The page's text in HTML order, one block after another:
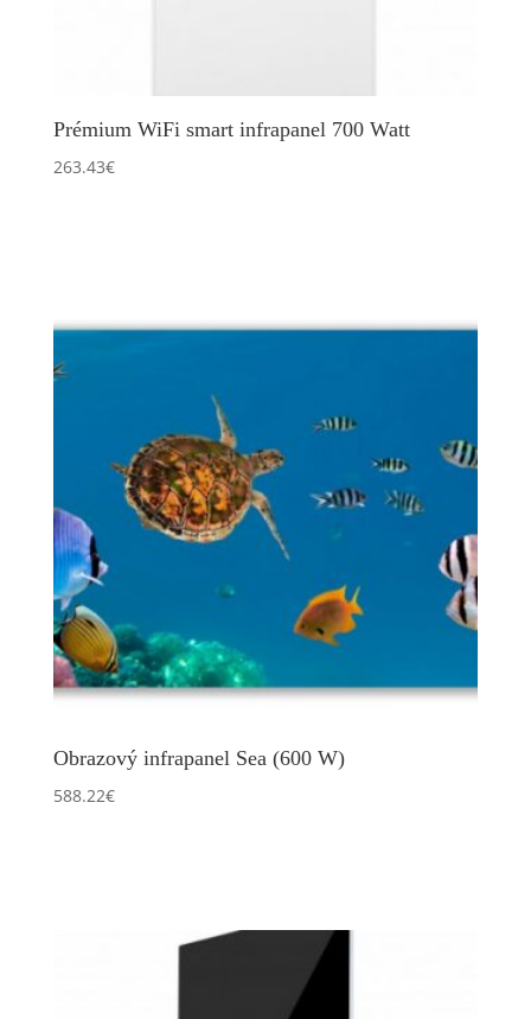
Prémium WiFi smart infrapanel 700 Watt
263.43€
Obrazový infrapanel Sea (600 W)
588.22€